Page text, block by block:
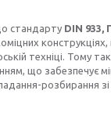
стандарту DIN 933,
техніці. Тому
що забезпечує
розбирання